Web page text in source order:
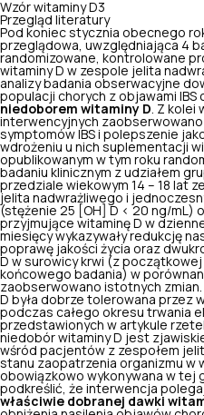
Wzór witaminy D3
Przegląd literatury
Pod koniec stycznia obecnego
przeglądowa, uwzględniająca 4
randomizowane, kontrolowane
witaminy D w zespole jelita
analizy badania obserwacyjne
populacji chorych z objawami IBS
niedoborem witaminy D . Z
interwencyjnych
symptomów IBS i polepszenie
wdrożeniu u nich suplementacji
opublikowanym w tym roku
badaniu klinicznym z udziałem
przedziale wiekowym 14 – 18 lat
jelita nadwrażliwego i
(stężenie 25 [OH] D < 20 ng/mL)
przyjmujące witaminę D w
miesięcy wykazywały redukcję
poprawę jakości życia oraz
D w surowicy krwi (z
końcowego badania) w
zaobserwowano istotnych
D była dobrze tolerowana przez
podczas całego okresu trwania
przedstawionych w artykule
niedobór witaminy D jest
wśród pacjentów z zespołem
stanu zaopatrzenia organizmu w
obowiązkowo wykonywana w tej
podkreślić, że interwencja
właściwie dobranej dawki